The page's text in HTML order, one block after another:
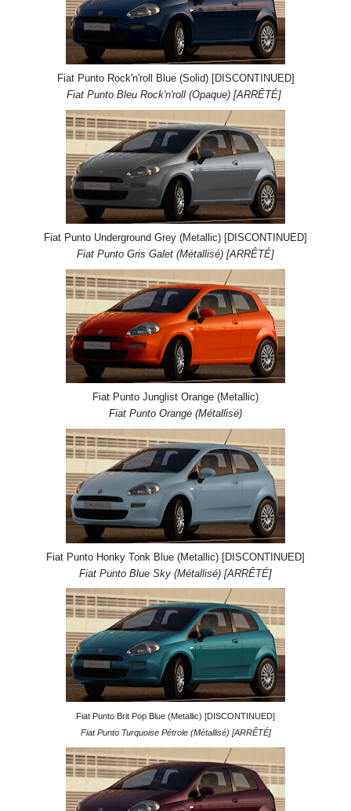
Fiat Punto Rock'n'roll Blue (Solid) [DISCONTINUED]
Fiat Punto Bleu Rock'n'roll (Opaque) [ARRÊTÉ]
Fiat Punto Underground Grey (Metallic) [DISCONTINUED]
Fiat Punto Gris Galet (Métallisé) [ARRÊTÉ]
Fiat Punto Junglist Orange (Metallic)
Fiat Punto Orange (Métallisé)
Fiat Punto Honky Tonk Blue (Metallic) [DISCONTINUED]
Fiat Punto Blue Sky (Métallisé) [ARRÊTÉ]
Fiat Punto Brit Pop Blue (Metallic) [DISCONTINUED]
Fiat Punto Turquoise Pétrole (Métallisé) [ARRÊTÉ]